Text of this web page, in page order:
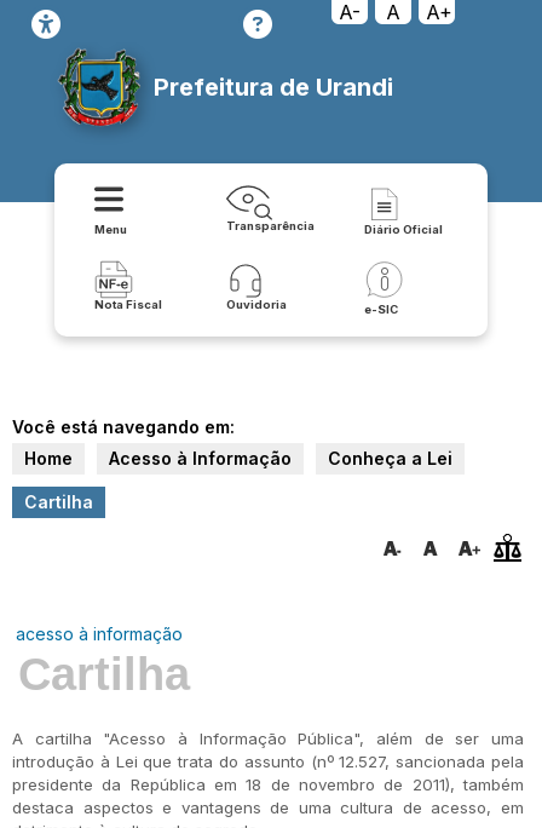
A- A A+
Prefeitura de Urandi
Menu Transparência Diário Oficial
Nota Fiscal Ouvidoria e-SIC
Você está navegando em:
Home
Acesso à Informação Conheça a Lei
Cartilha
acesso à informação
Cartilha
A cartilha "Acesso à Informação Pública", além de ser uma
introdução à Lei que trata do assunto (nº 12.527, sancionada pela
presidente da República em 18 de novembro de 2011), também
destaca aspectos e vantagens de uma cultura de acesso, em